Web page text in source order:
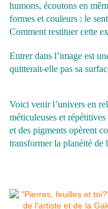
humons, écoutons en
formes et couleurs : le
Comment restituer cette
Entrer dans l’image est
quitterait-elle pas sa
Voici venir l’univers en
méticuleuses et
et des pigments opèrent
transformer la planéité de